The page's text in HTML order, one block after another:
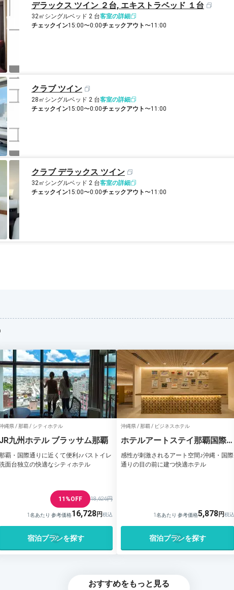
デラックス ツイン ２台, エキストラベッド １台
32㎡ シングルベッド 2 台客室の詳細
チェックイン15:00〜0:00チェックアウト〜11:00
クラブ ツイン
28㎡ シングルベッド 2 台客室の詳細
チェックイン15:00〜0:00チェックアウト〜11:00
クラブ デラックス ツイン
32㎡ シングルベッド 2 台客室の詳細
チェックイン15:00〜0:00チェックアウト〜11:00
縄県 / 那覇 / シティホテル
JR九州ホテル ブラッサム那覇
覇・国際通りに近くて便利♪バストイレ
面台独立の快適なシティホテル
11%OFF 18,626円
1名あたり 参考価格16,728
宿泊プランを探す
沖縄県 / 那覇 / ビジネスホテル
ホテルアートステイ那覇国際通
り
感性が刺激されるアート空間♪沖縄・国際
通りの目の前に建つ快適ホテル
1名あたり 参考価格5,878
宿泊プランを探す
おすすめをもっと見る